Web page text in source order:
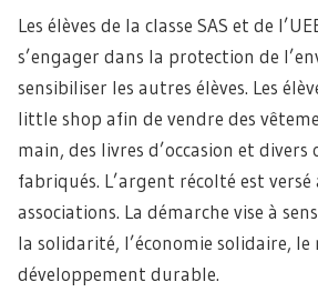
Les élèves de la classe SAS et de
s’engager dans la protection de
sensibiliser les autres élèves. Les
little shop afin de vendre des
main, des livres d’occasion et divers
fabriqués. L’argent récolté est versé
associations. La démarche vise à
la solidarité, l’économie solidaire, le
développement durable.